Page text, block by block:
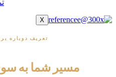
X
تعریف دوباره برتری در
مسیر شما به سوی